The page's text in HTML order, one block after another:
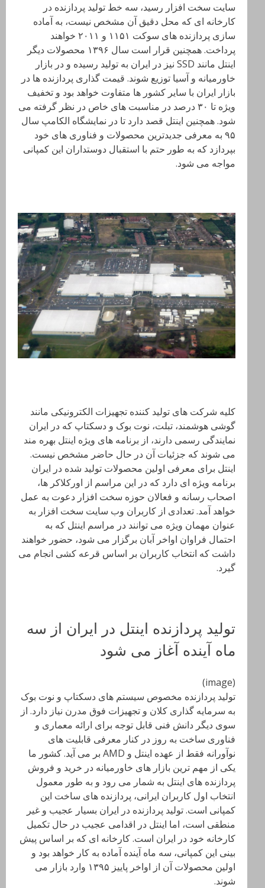
سایت سخت افزار رسید، سه خط تولید پردازنده در
کارخانه ای که محل دقیق آن مشخص نیست، به آماده
سازی پردازنده های سوکت ۱۱۵۱ و ۲۰۱۱ خواهند
پرداخت. همچنین قرار است سال ۱۳۹۶ محصولات دیگر
اینتل مانند SSD نیز در ایران به تولید رسیده و در بازار
خاورمیانه و آسیا توزیع شوند. قیمت گذاری پردازنده ها در
بازار ایران با سایر کشور ها متفاوت خواهد بود و تخفیف
ويژه تا ۳۰ درصد در مناسبت های خاص در نظر گرفته می
شود. همچنین اینتل قصد دارد تا در نمایشگاه الکامپ سال
۹۵ به معرفی جدیدترین محصولات و فناوری های خود
بپردازد که به طور حتم با استقبال دوستداران این کمپانی
مواجه می شود.
کلیه شرکت های تولید کننده تجهیزات الکترونیکی مانند
گوشی هوشمند، تبلت، نوت بوک و دسکتاپ که در ایران
نمایندگی رسمی دارند، از برنامه های ویژه اینتل بهره مند
می شوند که جزئیات آن در حال حاضر مشخص نیست.
اینتل برای معرفی اولین محصولات تولید شده در ایران
برنامه ویژه ای دارد که در این مراسم از اورکلاکر ها،
اصحاب رسانه و فعالان حوزه سخت افزار دعوت به عمل
خواهد آمد. تعدادی از کاربران وب سایت سخت افزار به
عنوان مهمان ویژه می توانند در مراسم اینتل که به
احتمال فراوان اواخر آبان برگزار می شود، حضور خواهند
داشت که انتخاب کاربران بر اساس قرعه کشی انجام می
گیرد.
تولید پردازنده اینتل در ایران از سه
ماه آینده آغاز می شود
(image)
تولید پردازنده مخصوص سیستم های دسکتاپ و نوت بوک
به سرمایه گذاری کلان و تجهیزات فوق مدرن نیاز دارد. از
سوی دیگر دانش فنی قابل توجه برای ارائه معماری و
فناوری ساخت به روز در کنار معرفی قابلیت های
نوآورانه فقط از عهده اینتل و AMD بر می آید. کشور ما
یکی از مهم ترین بازار های خاورمیانه در خرید و فروش
پردازنده های اینتل به شمار می رود و به طور معمول
انتخاب اول کاربران ایرانی، پردازنده های ساخت این
کمپانی است. تولید پردازنده در ایران بسیار عجیب و غیر
منطقی است، اما اینتل در اقدامی عجیب در حال تکمیل
کارخانه خود در ایران است. کارخانه ای که بر اساس پیش
بینی این کمپانی، سه ماه آینده آماده به کار خواهد بود و
اولین محصولات آن از اواخر پاییز ۱۳۹۵ وارد بازار می
شوند.